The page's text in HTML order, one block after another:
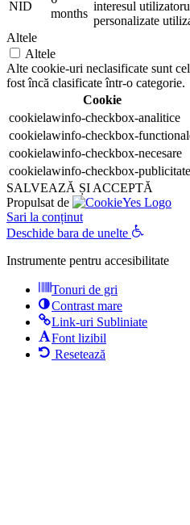
NID
months
interesul
personalizate
Altele
Altele
Alte cookie-uri neclasificate sunt
fost încă clasificate într-o categorie.
Cookie
cookielawinfo-checkbox-analitice
cookielawinfo-checkbox-
cookielawinfo-checkbox-necesare
cookielawinfo-checkbox-publicitate
SALVEAZĂ ȘI ACCEPTĂ
Propulsat de
Sari la conținut
Deschide bara de unelte
Instrumente pentru accesibilitate
Tonuri de gri
Contrast mare
Link-uri Subliniate
Font lizibil
Resetează